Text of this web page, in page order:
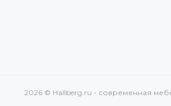
2026 © Hallberg.ru - современная